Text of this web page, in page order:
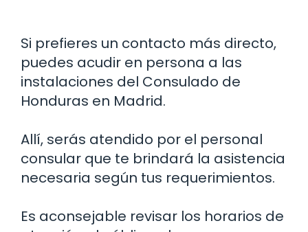
Si prefieres un contacto más directo,
puedes acudir en persona a las
instalaciones del Consulado de
Honduras en Madrid.
Allí, serás atendido por el personal
consular que te brindará la asistencia
necesaria según tus requerimientos.
Es aconsejable revisar los horarios de